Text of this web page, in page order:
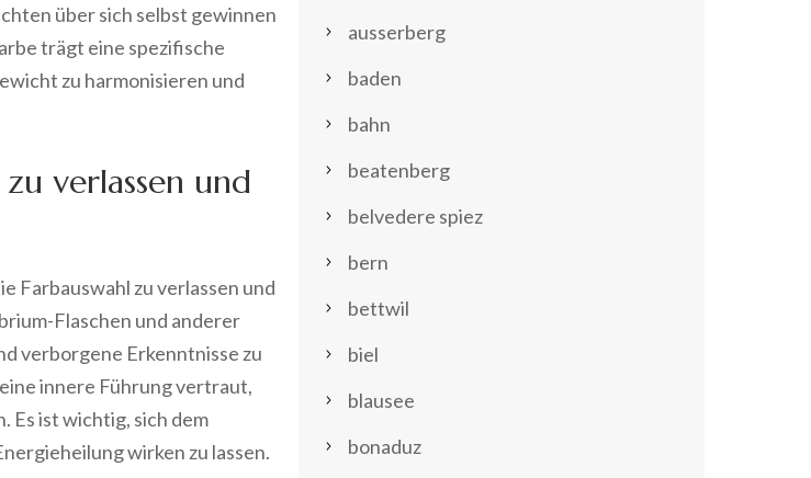
über sich selbst gewinnen
trägt eine spezifische
zu harmonisieren und
verlassen und
Farbauswahl zu verlassen und
Flaschen und anderer
verborgene Erkenntnisse zu
innere Führung vertraut,
Es ist wichtig, sich dem
wirken zu lassen.
ausserberg
baden
bahn
beatenberg
belvedere spiez
bern
bettwil
biel
blausee
bonaduz